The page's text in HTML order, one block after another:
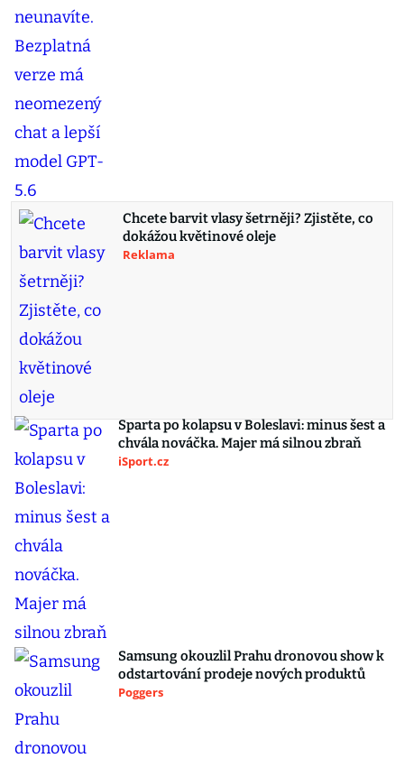
Chcete barvit vlasy šetrněji? Zjistěte, co
dokážou květinové oleje
Reklama
Sparta po kolapsu v Boleslavi: minus šest a
chvála nováčka. Majer má silnou zbraň
iSport.cz
Samsung okouzlil Prahu dronovou show k
odstartování prodeje nových produktů
Poggers